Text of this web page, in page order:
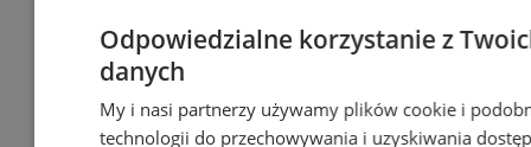
Odpowiedzialne korzystanie z
danych
My i nasi partnerzy używamy plików cookie i
technologii do przechowywania i uzyskiwania